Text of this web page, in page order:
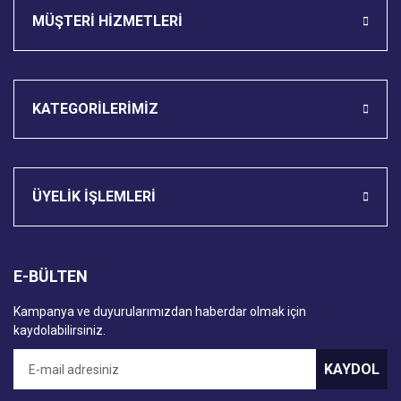
MÜŞTERİ HİZMETLERİ
KATEGORİLERİMİZ
ÜYELİK İŞLEMLERİ
E-BÜLTEN
Kampanya ve duyurularımızdan haberdar olmak için
kaydolabilirsiniz.
KAYDOL